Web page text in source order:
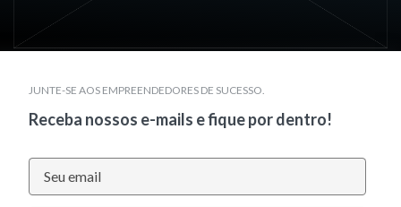
JUNTE-SE AOS EMPREENDEDORES DE SUCESSO.
Receba nossos e-mails e fique por dentro!